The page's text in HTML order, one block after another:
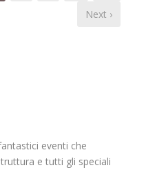
Next ›
eventi che
e tutti gli speciali